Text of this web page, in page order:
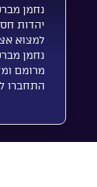
נחמן
יהדות
למצוא
נחמן
מרומם
התחברו